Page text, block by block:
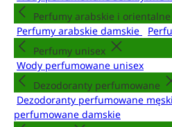
Perfumy arabskie i orientalne
Perfumy arabskie damskie
Perfumy unisex
Wody perfumowane unisex
Dezodoranty perfumowane
Dezodoranty perfumowane
perfumowane damskie